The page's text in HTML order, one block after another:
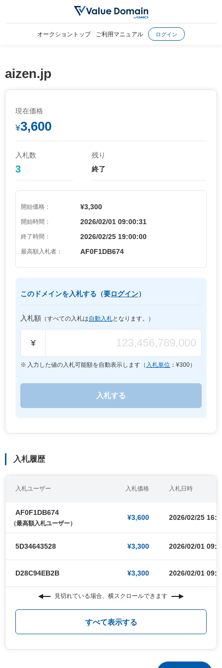
オークショントップ ご利用マニュアル ログイン
aizen.jp
現在価格
¥3,600
入札数
3
残り
終了
開始価格： ¥3,300
開始時間： 2026/02/01 09:00:31
終了時間： 2026/02/25 19:00:00
最高額入札者： AF0F1DB674
このドメインを入札する（要ログイン）
入札額 （すべての入札は自動入札となります。）
¥
入力した値の入札可能額を自動表示します（ 入札単位 ：¥300）
入札履歴
入札ユーザー 入札価格 入札日時
AF0F1DB674
（最高額入札ユーザー）
¥3,600 2026/02/25
5D34643528 ¥3,300 2026/02/01
D28C94EB2B ¥3,300 2026/02/01
見切れている場合、横スクロールできます
すべて表示する